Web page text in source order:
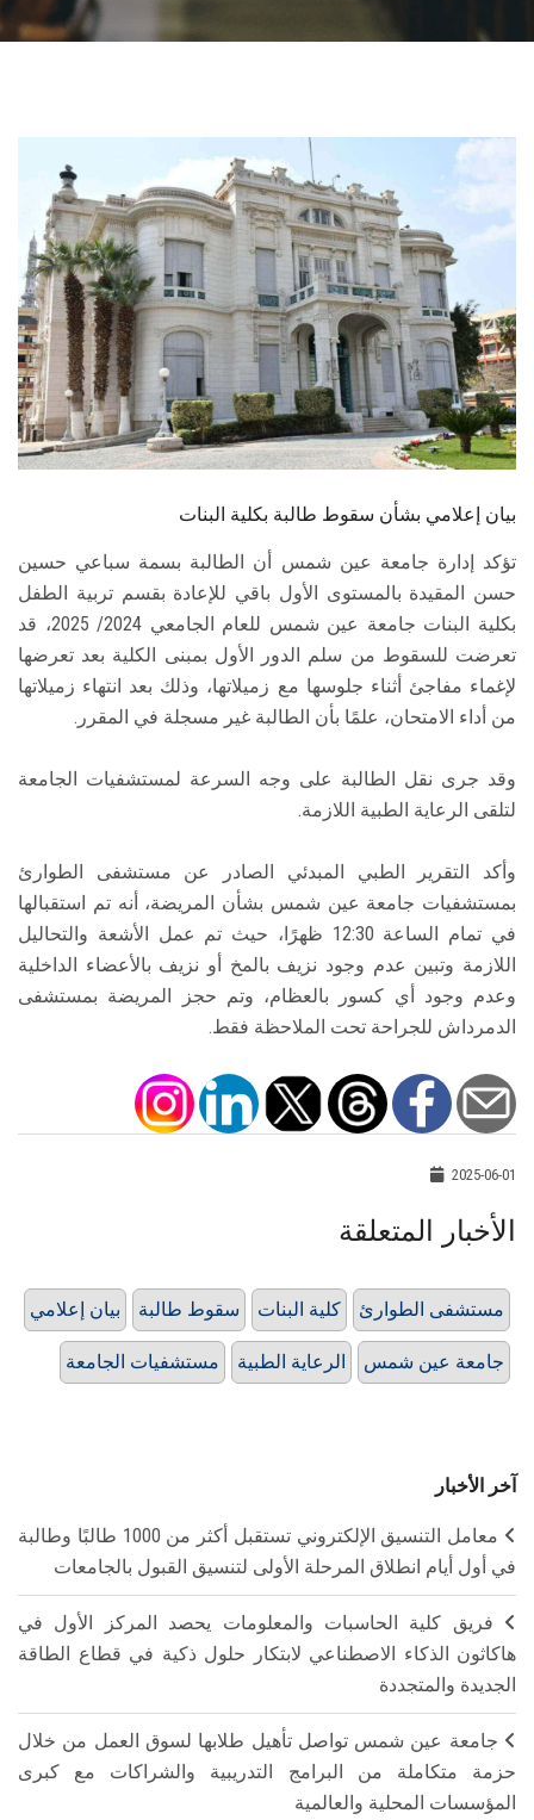
الأنظمة الذكية
تواصل معنا
الطلاب
هيئة التدريس
الدراسات العليا
الخريجين
الزائـرون
سجل الان
بيان إعلامي بشأن سقوط طالبة بكلية البنات
تؤكد إدارة جامعة عين شمس أن الطالبة بسمة سباعي حسين
حسن المقيدة بالمستوى الأول باقي للإعادة بقسم تربية الطفل
بكلية البنات جامعة عين شمس للعام الجامعي 2024/ 2025، قد
تعرضت للسقوط من سلم الدور الأول بمبنى الكلية بعد تعرضها
لإغماء مفاجئ أثناء جلوسها مع زميلاتها، وذلك بعد انتهاء زميلاتها
من أداء الامتحان، علمًا بأن الطالبة غير مسجلة في المقرر.
وقد جرى نقل الطالبة على وجه السرعة لمستشفيات الجامعة
لتلقى الرعاية الطبية اللازمة.
وأكد التقرير الطبي المبدئي الصادر عن مستشفى الطوارئ
بمستشفيات جامعة عين شمس بشأن المريضة، أنه تم استقبالها
في تمام الساعة 12:30 ظهرًا، حيث تم عمل الأشعة والتحاليل
اللازمة وتبين عدم وجود نزيف بالمخ أو نزيف بالأعضاء الداخلية
وعدم وجود أي كسور بالعظام، وتم حجز المريضة بمستشفى
الدمرداش للجراحة تحت الملاحظة فقط.
2025-06-01
الأخبار المتعلقة
بيان إعلامي سقوط طالبة كلية البنات مستشفى الطوارئ
مستشفيات الجامعة الرعاية الطبية جامعة عين شمس
آخر الأخبار
معامل التنسيق الإلكتروني تستقبل أكثر من 1000 طالبًا وطالبة
في أول أيام انطلاق المرحلة الأولى لتنسيق القبول بالجامعات
فريق كلية الحاسبات والمعلومات يحصد المركز الأول في
هاكاثون الذكاء الاصطناعي لابتكار حلول ذكية في قطاع الطاقة
الجديدة والمتجددة
جامعة عين شمس تواصل تأهيل طلابها لسوق العمل من خلال
حزمة متكاملة من البرامج التدريبية والشراكات مع كبرى
المؤسسات المحلية والعالمية